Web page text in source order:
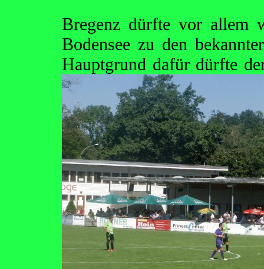
Bregenz dürfte vor allem
Bodensee zu den
Hauptgrund dafür dürfte